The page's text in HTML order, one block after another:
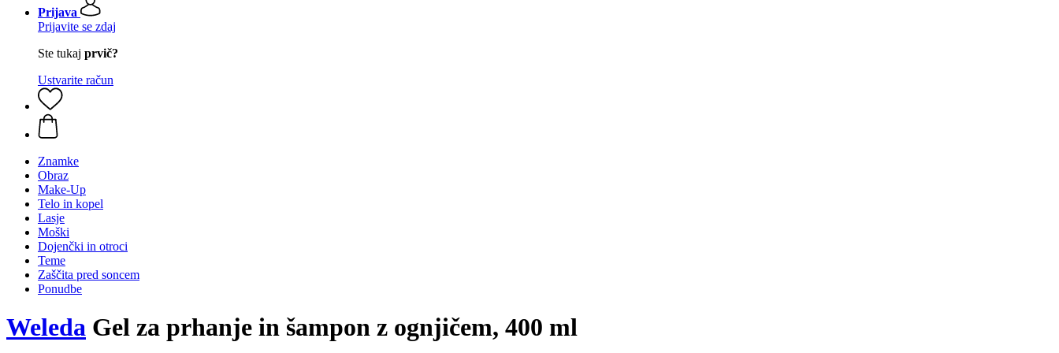
Prijava
Prijavite se zdaj
Ste tukaj prvič?
Ustvarite račun
Znamke
Obraz
Make-Up
Telo in kopel
Lasje
Moški
Dojenčki in otroci
Teme
Zaščita pred soncem
Ponudbe
Weleda Gel za prhanje in šampon z ognjičem, 400 ml